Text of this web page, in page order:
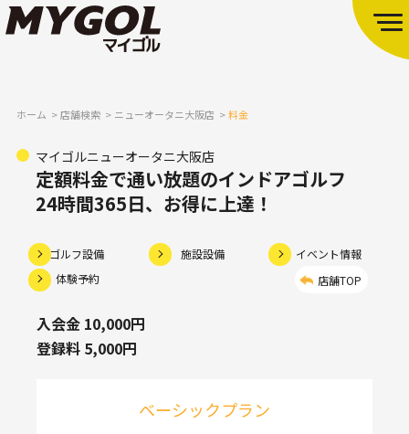
ホーム 店舗検索 ニューオータニ大阪店 料金
マイゴルニューオータニ大阪店
定額料金で通い放題のインドアゴルフ
24時間365日、お得に上達！
ゴルフ設備 施設設備
イベント情報
体験予約
店舗TOP
入会金 10,000円
登録料 5,000円
ベーシックプラン